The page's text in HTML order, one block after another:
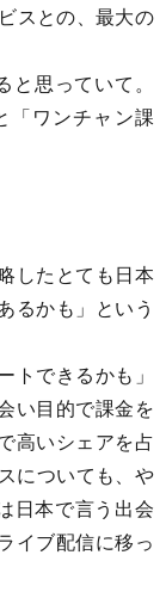
スとの、最大の
思っていて。
「ワンチャン課
したとても日本
るかも」という
トできるかも」
い目的で課金を
高いシェアを占
についても、や
日本で言う出会
イブ配信に移っ